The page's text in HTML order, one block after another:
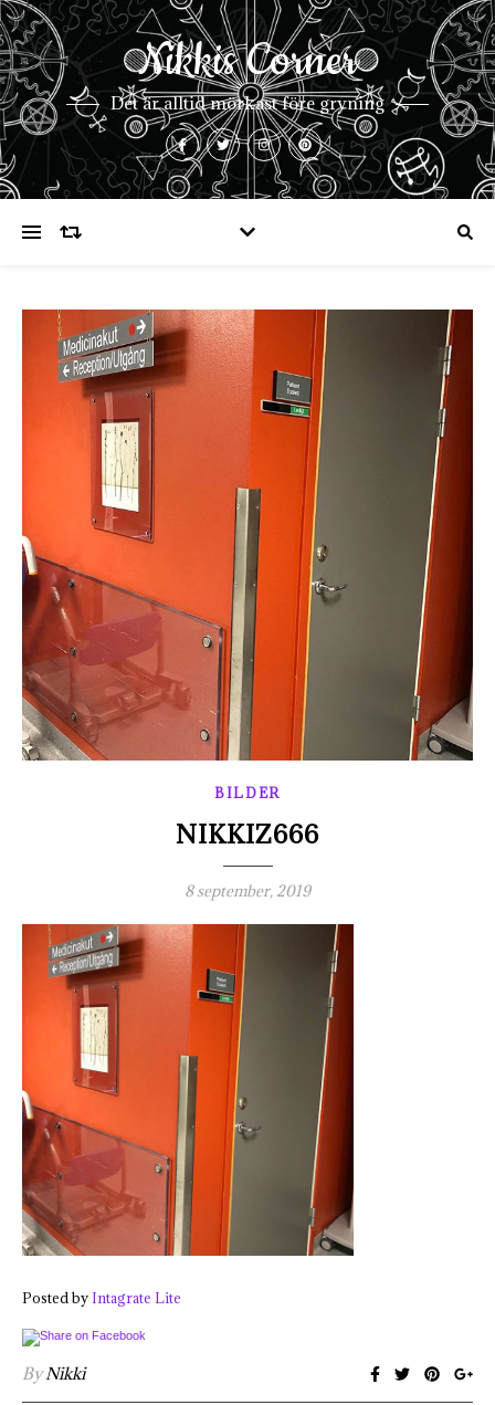
Nikkis Corner
Det är alltid mörkast före gryning
BILDER
NIKKIZ666
8 september, 2019
Posted by Intagrate Lite
ByNikki